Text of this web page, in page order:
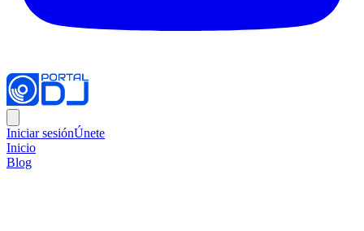
Iniciar sesiónÚnete
Inicio
Blog